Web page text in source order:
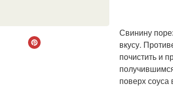
Свинину
вкусу.
почистить и
поверх соуса